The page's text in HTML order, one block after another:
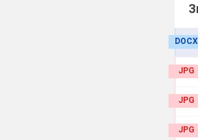
DOCX
JPG
JPG
JPG